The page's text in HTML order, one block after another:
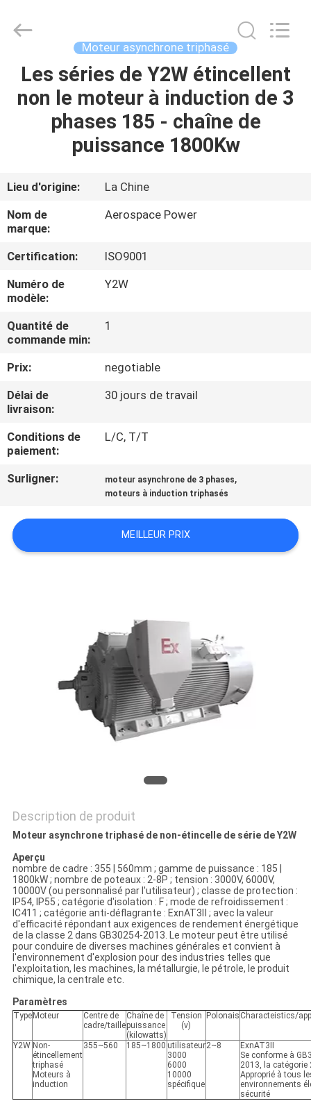
MAISON
PRODUITS
AU
SUJET
DE
NOUS
VISITE
D'USINE
CONTRÔLE
DE
QUALITÉ
CONTACTEZ-
NOUS
DEMANDEZ
UNE
PRIVACY
Ltd..
Moteur asynchrone triphasé
Les séries de Y2W étincellent
non le moteur à induction de 3
phases 185 - chaîne de
puissance 1800Kw
Lieu d'origine:
La Chine
Nom de
marque:
Aerospace Power
Certification:
ISO9001
Numéro de
modèle:
Y2W
Quantité de
commande min:
1
Prix:
negotiable
Délai de
livraison:
30 jours de travail
Conditions de
paiement:
L/C, T/T
Surligner: moteur asynchrone de 3 phases,
moteurs à induction triphasés
MEILLEUR PRIX
Description de produit
Moteur asynchrone triphasé de non-étincelle de série de Y2W
Aperçu
nombre de cadre : 355 | 560mm ; gamme de puissance : 185 |
1800kW ; nombre de poteaux : 2-8P ; tension : 3000V, 6000V,
10000V (ou personnalisé par l'utilisateur) ; classe de protection :
IP54, IP55 ; catégorie d'isolation : F ; mode de refroidissement :
IC411 ; catégorie anti-déflagrante : ExnAT3Ⅱ ; avec la valeur
d'efficacité répondant aux exigences de rendement énergétique
de la classe 2 dans GB30254-2013. Le moteur peut être utilisé
pour conduire de diverses machines générales et convient à
l'environnement d'explosion pour des industries telles que
l'exploitation, les machines, la métallurgie, le pétrole, le produit
chimique, la centrale etc.
Paramètres
Type Moteur
Centre de
cadre/taille
Chaîne de
puissance
(kilowatts)
Tension
(v)
Polonais Characteistics/
Y2W Non-
étincellement
triphasé
Moteurs à
induction
355~560 185~1800 utilisateur
3000
6000
10000
spécifique
2~8
ExnAT3Ⅱ
Se conforme à
2013, la catégorie
Approprié à tous
environnements
sécurité